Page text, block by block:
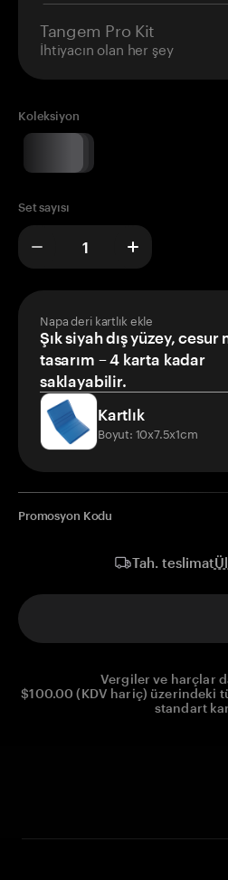
Tangem Pro Kit
İhtiyacın olan her şey
Koleksiyon
Set sayısı
Napa deri kartlık ekle
Şık siyah dış yüzey, cesur
tasarım – 4 karta kadar
saklayabilir.
Kartlık
Boyut: 10x7.5x1cm
Promosyon Kodu
Tah. teslimat
Vergiler ve harçlar
$100.00 (KDV hariç) üzerindeki
standart